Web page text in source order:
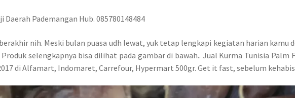
Pademangan Hub. 085780148484
nih. Meski bulan puasa udh lewat, yuk tetap lengkapi kegiatan harian kamu
selengkapnya bisa dilihat pada gambar di bawah.. Jual Kurma Tunisia
di Alfamart, Indomaret, Carrefour, Hypermart 500gr. Get it fast, sebelum